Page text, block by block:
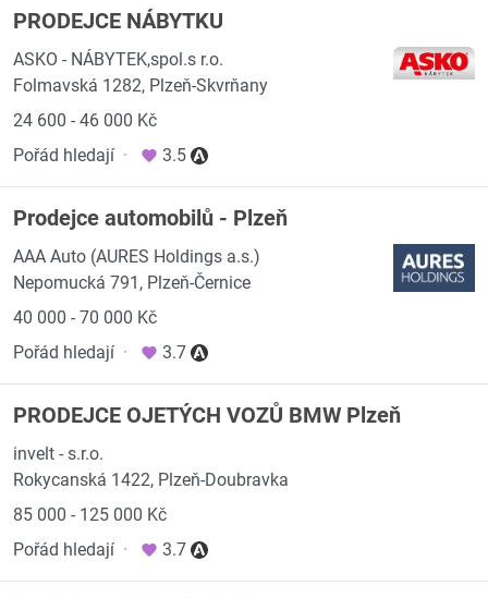
PRODEJCE NÁBYTKU
ASKO - NÁBYTEK,spol.s r.o.
Folmavská 1282, Plzeň-Skvrňany
24 600 - 46 000 Kč
Pořád hledají · 3.5
Prodejce automobilů - Plzeň
AAA Auto (AURES Holdings a.s.)
Nepomucká 791, Plzeň-Černice
40 000 - 70 000 Kč
Pořád hledají · 3.7
PRODEJCE OJETÝCH VOZŮ BMW Plzeň
invelt - s.r.o.
Rokycanská 1422, Plzeň-Doubravka
85 000 - 125 000 Kč
Pořád hledají · 3.7